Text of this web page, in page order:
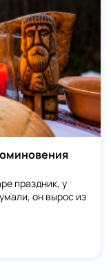
праздник, у
он вырос из